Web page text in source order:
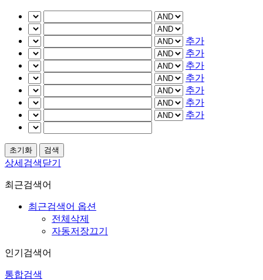
추가
추가
추가
추가
추가
추가
추가
상세검색닫기
최근검색어
최근검색어 옵션
전체삭제
자동저장끄기
인기검색어
통합검색